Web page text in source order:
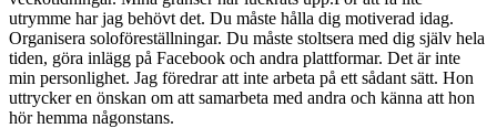
utrymme har jag behövt det. Du måste hålla dig motiverad idag.
Organisera soloföreställningar. Du måste stoltsera med dig själv hela
tiden, göra inlägg på Facebook och andra plattformar. Det är inte
min personlighet. Jag föredrar att inte arbeta på ett sådant sätt. Hon
uttrycker en önskan om att samarbeta med andra och känna att hon
hör hemma någonstans.